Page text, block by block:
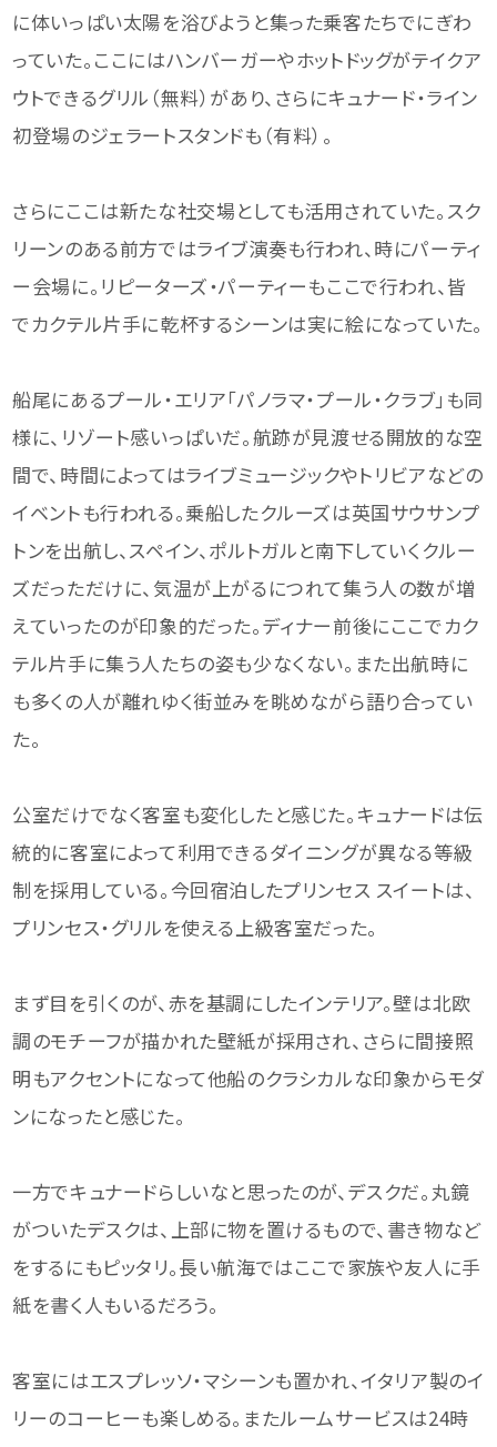
に体いっぱい太陽を浴びようと集った乗客たちでにぎわ
っていた。ここにはハンバーガーやホットドッグがテイクア
ウトできるグリル（無料）があり、さらにキュナード・ライン
初登場のジェラートスタンドも（有料）。
さらにここは新たな社交場としても活用されていた。スク
リーンのある前方ではライブ演奏も行われ、時にパーティ
ー会場に。リピーターズ・パーティーもここで行われ、皆
でカクテル片手に乾杯するシーンは実に絵になっていた。
船尾にあるプール・エリア「パノラマ・プール・クラブ」も同
様に、リゾート感いっぱいだ。航跡が見渡せる開放的な空
間で、時間によってはライブミュージックやトリビアなどの
イベントも行われる。乗船したクルーズは英国サウサンプ
トンを出航し、スペイン、ポルトガルと南下していくクルー
ズだっただけに、気温が上がるにつれて集う人の数が増
えていったのが印象的だった。ディナー前後にここでカク
テル片手に集う人たちの姿も少なくない。また出航時に
も多くの人が離れゆく街並みを眺めながら語り合ってい
た。
公室だけでなく客室も変化したと感じた。キュナードは伝
統的に客室によって利用できるダイニングが異なる等級
制を採用している。今回宿泊したプリンセス スイートは、
プリンセス・グリルを使える上級客室だった。
まず目を引くのが、赤を基調にしたインテリア。壁は北欧
調のモチーフが描かれた壁紙が採用され、さらに間接照
明もアクセントになって他船のクラシカルな印象からモダ
ンになったと感じた。
一方でキュナードらしいなと思ったのが、デスクだ。丸鏡
がついたデスクは、上部に物を置けるもので、書き物など
をするにもピッタリ。長い航海ではここで家族や友人に手
紙を書く人もいるだろう。
客室にはエスプレッソ・マシーンも置かれ、イタリア製のイ
リーのコーヒーも楽しめる。またルームサービスは24時